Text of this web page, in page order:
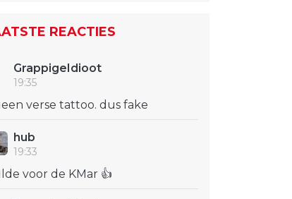
REACTIES
GrappigeIdioot
19:35
verse tattoo. dus fake
hub
19:33
voor de KMar 👍